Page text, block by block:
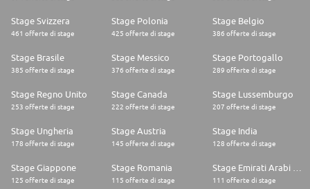
Stage Svizzera
461 offerte di stage
Stage Polonia
425 offerte di stage
Stage Belgio
386 offerte di stage
Stage Brasile
385 offerte di stage
Stage Messico
376 offerte di stage
Stage Portogallo
289 offerte di stage
Stage Regno Unito
253 offerte di stage
Stage Canada
222 offerte di stage
Stage Lussemburgo
207 offerte di stage
Stage Ungheria
178 offerte di stage
Stage Austria
145 offerte di stage
Stage India
128 offerte di stage
Stage Giappone
125 offerte di stage
Stage Romania
115 offerte di stage 111 offerte di stage